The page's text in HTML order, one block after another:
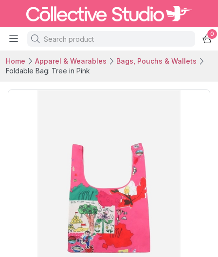
0
Home Apparel & Wearables
Bags, Pouchs & Wallets
Foldable Bag: Tree in Pink